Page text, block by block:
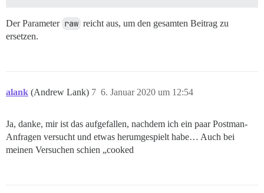
Der Parameter raw reicht aus, um den gesamten Beitrag zu
ersetzen.
alank (Andrew Lank) 6. Januar 2020 um 12:54
7
Ja, danke, mir ist das aufgefallen, nachdem ich ein paar Postman-
Anfragen versucht und etwas herumgespielt habe… Auch bei
meinen Versuchen schien „cooked